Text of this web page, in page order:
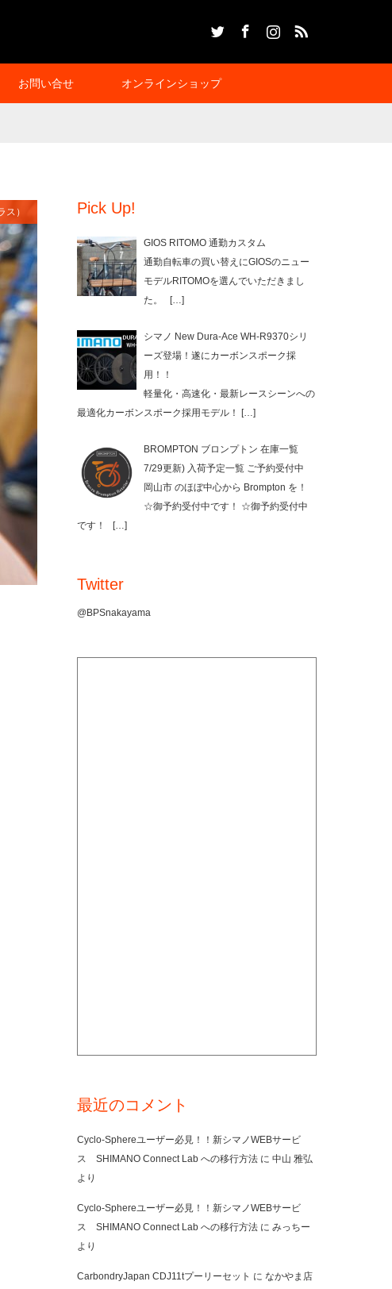
お問い合せ オンラインショップ
） Pick Up!
GIOS RITOMO 通勤カスタム
通勤自転車の買い替えにGIOSのニュー
モデルRITOMOを選んでいただきまし
た。
[…]
シマノ New Dura-Ace WH-R9370シリ
ーズ登場！遂にカーボンスポーク採
用！！
軽量化・高速化・最新レースシーンへの
最適化カーボンスポーク採用モデル！
[…]
BROMPTON ブロンプトン 在庫一覧
7/29更新) 入荷予定一覧 ご予約受付中
岡山市 のほぼ中心から Brompton を！
☆御予約受付中です！ ☆御予約受付中
です！
[…]
Twitter
@BPSnakayama
最近のコメント
Cyclo-Sphereユーザー必見！！新シマノWEBサービ
ス SHIMANO Connect Lab への移行方法 に 中山 雅弘
より
Cyclo-Sphereユーザー必見！！新シマノWEBサービ
ス SHIMANO Connect Lab への移行方法 に みっちー
より
CarbondryJapan CDJ11tプーリーセット に なかやま店